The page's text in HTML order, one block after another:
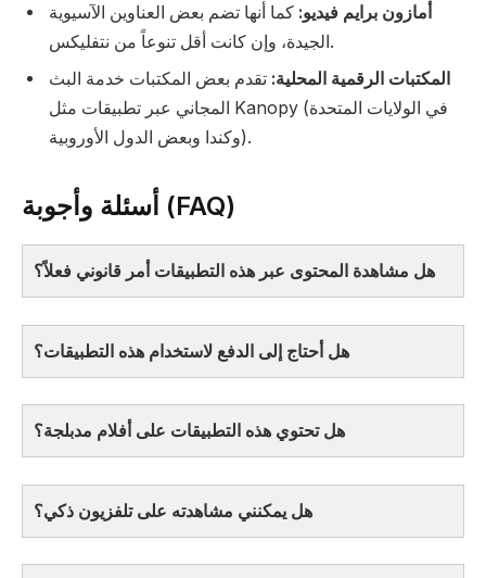
أمازون برايم فيديو: كما أنها تضم بعض العناوين الآسيوية
الجيدة، وإن كانت أقل تنوعاً من نتفليكس.
المكتبات الرقمية المحلية: تقدم بعض المكتبات خدمة البث
المجاني عبر تطبيقات مثل Kanopy (في الولايات المتحدة
وكندا وبعض الدول الأوروبية).
أسئلة وأجوبة (FAQ)
هل مشاهدة المحتوى عبر هذه التطبيقات أمر قانوني فعلاً؟
هل أحتاج إلى الدفع لاستخدام هذه التطبيقات؟
هل تحتوي هذه التطبيقات على أفلام مدبلجة؟
هل يمكنني مشاهدته على تلفزيون ذكي؟